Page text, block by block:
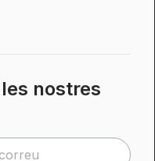
nostres